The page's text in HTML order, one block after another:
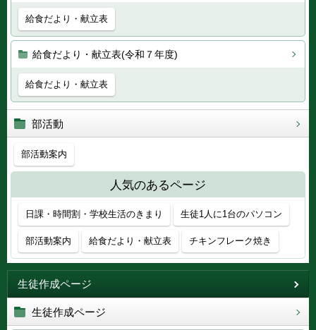
給食だより・献立表
給食だより・献立表(令和７年度)
給食だより・献立表
部活動
部活動案内
人気のあるページ
日課・時間割・学校生活のきまり 生徒1人に1台のパソコン
部活動案内 給食だより・献立表 チキンフレーク焼き
生徒作成ページ
生徒作成ページ